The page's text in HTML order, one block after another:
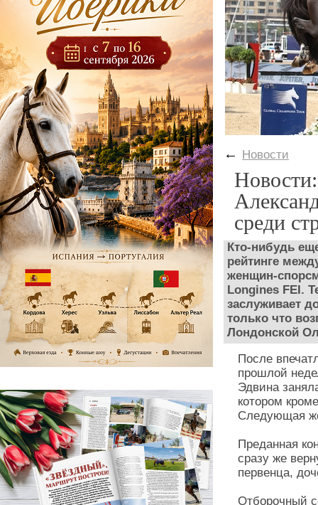
← Новости
среди
Кто-нибудь
рейтинге
женщин-
Longines FEI.
заслуживает
только что
Лондонской
После
прошлой
Эдвина
котором
Следующая
Преданная
сразу же
первенца,
Отборочный